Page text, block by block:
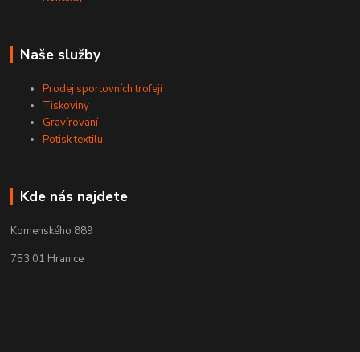
Naše služby
Prodej sportovních trofejí
Tiskoviny
Gravírování
Potisk textilu
Kde nás najdete
Komenského 889
753 01 Hranice